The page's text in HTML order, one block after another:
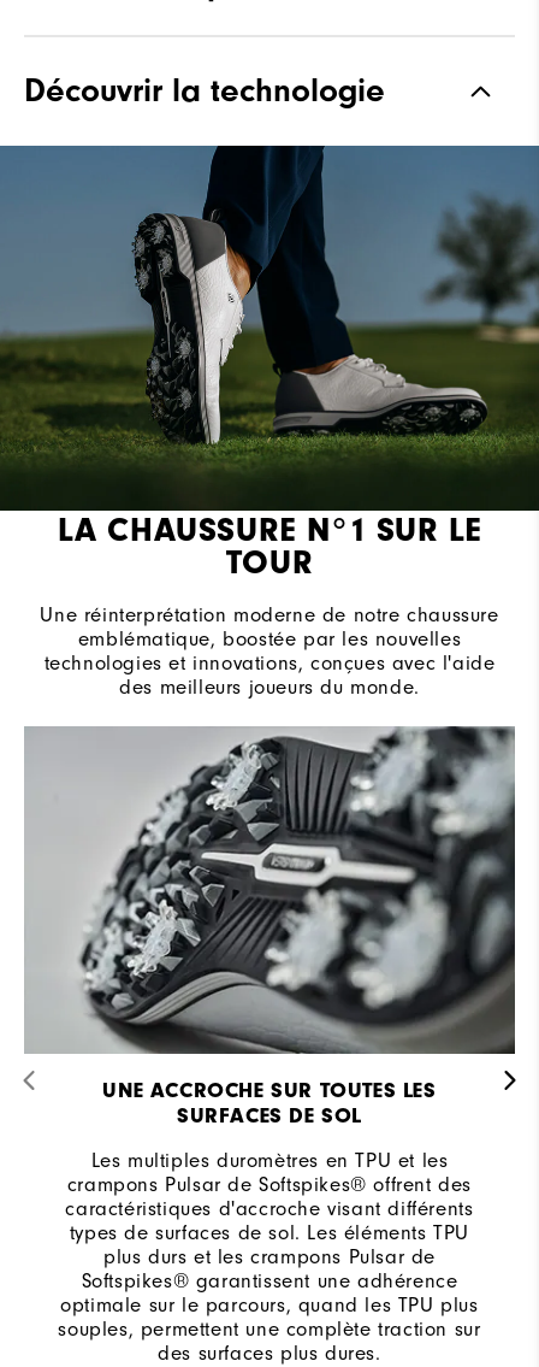
Système de laçage Traditional
Adhérence Spiked
Most Stable
Amorti
Découvrir la technologie
LA CHAUSSURE N°1 SUR LE
TOUR
Une réinterprétation moderne de notre chaussure
emblématique, boostée par les nouvelles
technologies et innovations, conçues avec l'aide
des meilleurs joueurs du monde.
UNE ACCROCHE SUR TOUTES LES
SURFACES DE SOL
Les multiples duromètres en TPU et les
crampons Pulsar de Softspikes® offrent des
caractéristiques d'accroche visant différents
types de surfaces de sol. Les éléments TPU
plus durs et les crampons Pulsar de
Softspikes® garantissent une adhérence
optimale sur le parcours, quand les TPU plus
souples, permettent une complète traction sur
des surfaces plus dures.